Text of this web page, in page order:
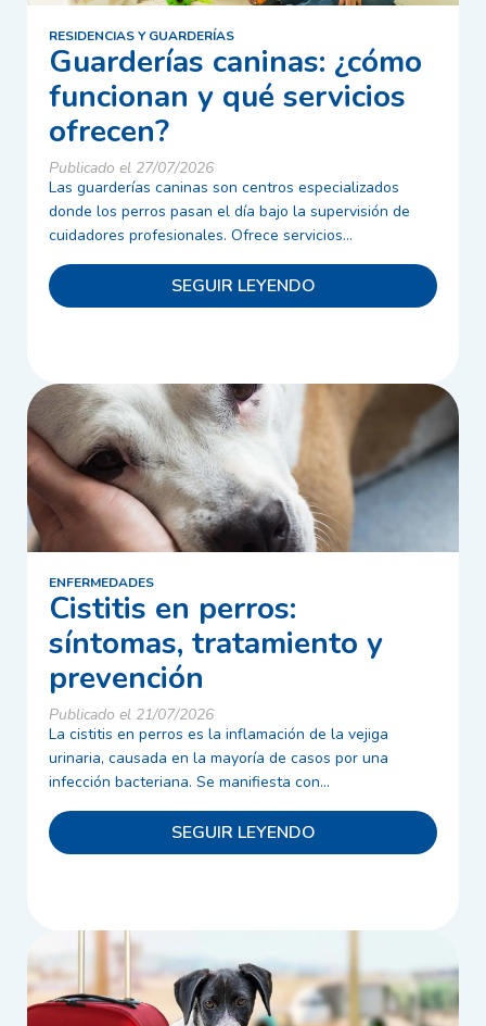
RESIDENCIAS Y GUARDERÍAS
Guarderías caninas: ¿cómo
funcionan y qué servicios
ofrecen?
Publicado el 27/07/2026
Las guarderías caninas son centros especializados
donde los perros pasan el día bajo la supervisión de
cuidadores profesionales. Ofrece servicios...
SEGUIR LEYENDO
ENFERMEDADES
Cistitis en perros:
síntomas, tratamiento y
prevención
Publicado el 21/07/2026
La cistitis en perros es la inflamación de la vejiga
urinaria, causada en la mayoría de casos por una
infección bacteriana. Se manifiesta con...
SEGUIR LEYENDO